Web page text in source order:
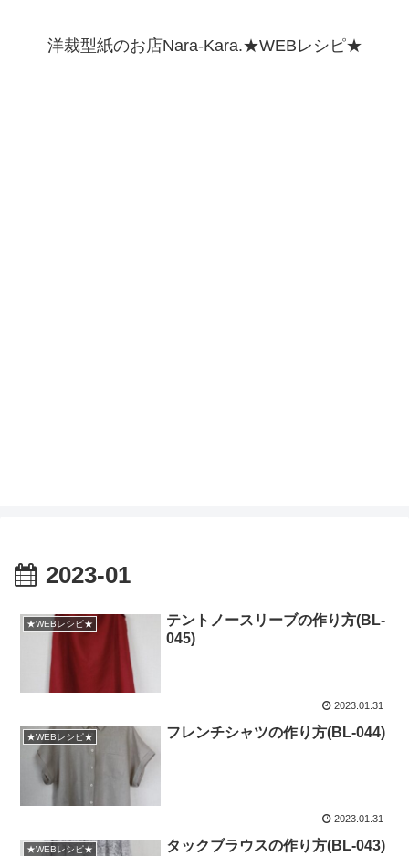
洋裁型紙のお店Nara-Kara.★WEBレシピ★
2023-01
★WEBレシピ★
テントノースリーブの作り方(BL-
045)
2023.01.31
★WEBレシピ★ フレンチシャツの作り方(BL-044)
2023.01.31
★WEBレシピ★ タックブラウスの作り方(BL-043)